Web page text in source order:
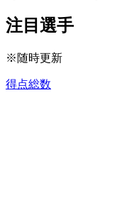
注目選手
※随時更新
得点総数